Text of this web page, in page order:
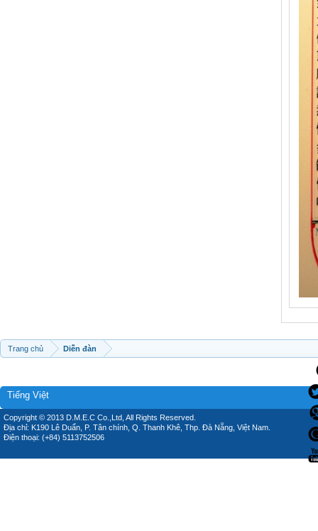
Trang chủ Diễn đàn
Tiếng Việt
Copyright © 2013 D.M.E.C Co.,Ltd, All Rights Reserved.
Địa chỉ: K190 Lê Duẩn, P. Tân chính, Q. Thanh Khê, Thp. Đà Nẵng, Việt Nam.
Điện thoại: (+84) 5113752506